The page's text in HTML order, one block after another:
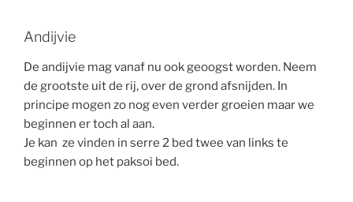
Andijvie
De andijvie mag vanaf nu ook geoogst worden. Neem
de grootste uit de rij, over de grond afsnijden. In
principe mogen zo nog even verder groeien maar we
beginnen er toch al aan.
Je kan ze vinden in serre 2 bed twee van links te
beginnen op het paksoi bed.